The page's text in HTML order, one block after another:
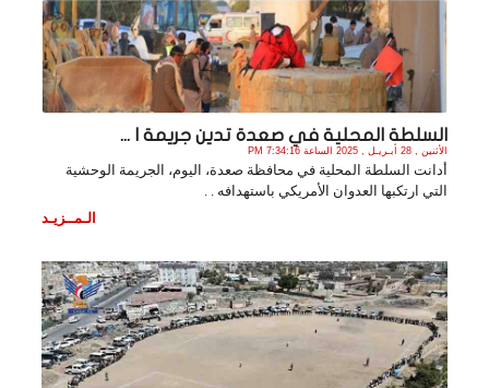
السلطة المحلية في صعدة تدين جريمة ا ...
الأثنين , 28 أبـريـل , 2025 الساعة 7:34:16 PM
أدانت السلطة المحلية في محافظة صعدة، اليوم، الجريمة الوحشية
التي ارتكبها العدوان الأمريكي باستهدافه . .
الـمــزيـد